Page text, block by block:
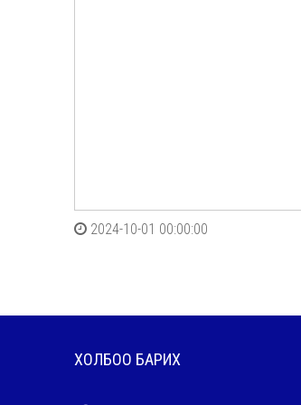
2024-10-01 00:00:00
ХОЛБОО БАРИХ